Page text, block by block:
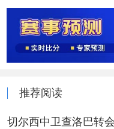
推荐阅读
切尔西中卫查洛巴转